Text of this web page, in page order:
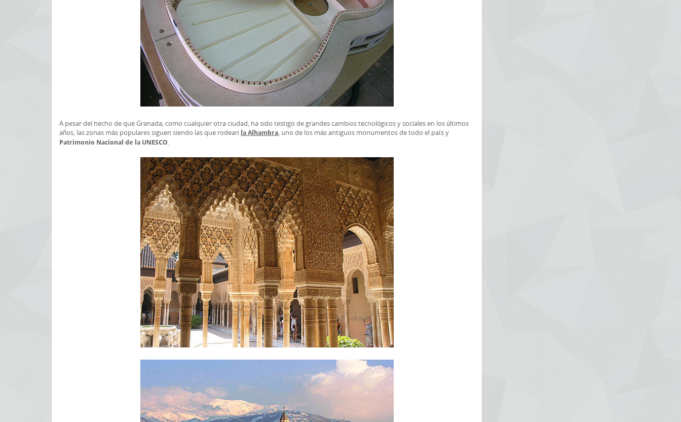
A pesar del hecho de que Granada, como cualquier otra ciudad, ha sido testigo de grandes cambios tecnológicos y sociales en los últimos
años, las zonas más populares siguen siendo las que rodean la Alhambra, uno de los más antiguos monumentos de todo el país y
Patrimonio Nacional de la UNESCO.